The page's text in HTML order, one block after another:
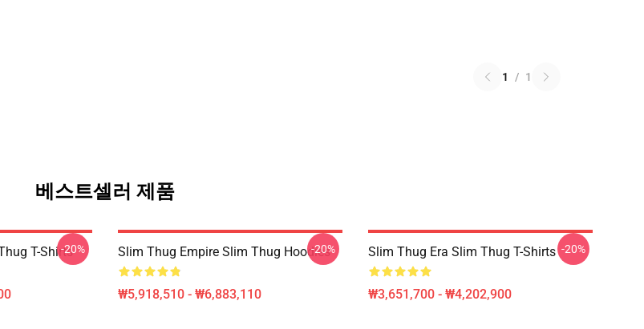
1 / 1
베스트셀러 제품
T-Shirts-20% Slim Thug Empire Slim Thug Hoodies
₩5,918,510 - ₩6,883,110
-20% Slim Thug Era Slim Thug T-Shirts
₩3,651,700 - ₩4,202,900
-20%